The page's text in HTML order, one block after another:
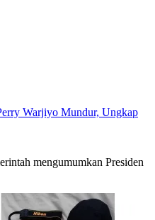
Warjiyo Mundur, Ungkap
mengumumkan Presiden